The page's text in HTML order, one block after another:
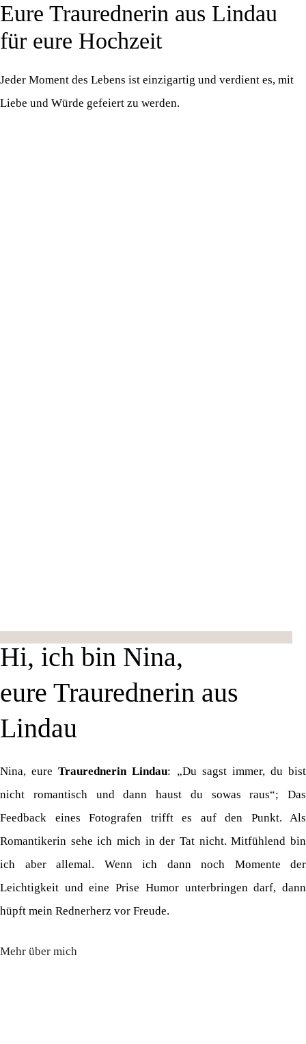
Zum
Inhalt
Eure Traurednerin aus Lindau
für eure Hochzeit
Jeder Moment des Lebens ist einzigartig und verdient es, mit
Liebe und Würde gefeiert zu werden.
Hi, ich bin Nina,
eure Traurednerin aus
Lindau
Nina, eureTraurednerin Lindau: „Du sagst immer, du bist
nicht romantisch und dann haust du sowas raus“; Das
Feedback eines Fotografen trifft es auf den Punkt. Als
Romantikerin sehe ich mich in der Tat nicht. Mitfühlend bin
ich aber allemal. Wenn ich dann noch Momente der
Leichtigkeit und eine Prise Humor unterbringen darf, dann
hüpft mein Rednerherz vor Freude.
Mehr über mich